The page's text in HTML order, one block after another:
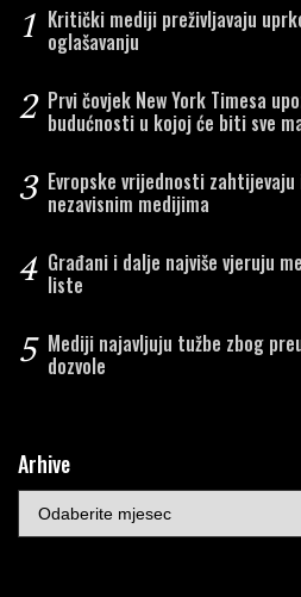
1 Kritički mediji preživljavaju
oglašavanju
2 Prvi čovjek New York Timesa
budućnosti u kojoj će biti sve
3 Evropske vrijednosti
nezavisnim medijima
4 Građani i dalje najviše vjeruju
liste
5 Mediji najavljuju tužbe zbog
dozvole
Arhive